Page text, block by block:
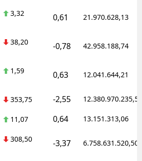
3,32 0,61 21.970.628,13
38,20 -0,78 42.958.188,74
1,59 0,63 12.041.644,21
353,75 -2,55 12.380.970.235,50
11,07 0,64 13.151.313,06
308,50 -3,37 6.758.631.520,50